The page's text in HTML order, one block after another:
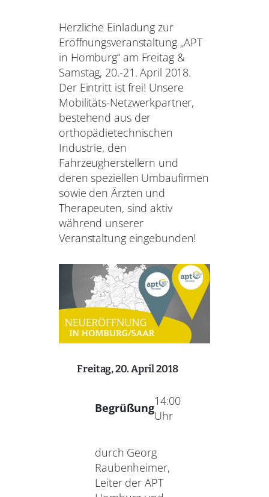
Herzliche Einladung zur
Eröffnungsveranstaltung „APT
in Homburg“ am Freitag &
Samstag, 20.-21. April 2018.
Der Eintritt ist frei! Unsere
Mobilitäts-Netzwerkpartner,
bestehend aus der
orthopädietechnischen
Industrie, den
Fahrzeugherstellern und
deren speziellen Umbaufirmen
sowie den Ärzten und
Therapeuten, sind aktiv
während unserer
Veranstaltung eingebunden!
Freitag, 20. April 2018
Begrüßung
14:00
Uhr
durch Georg
Raubenheimer,
Leiter der APT